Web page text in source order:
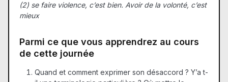
(2) se faire violence, c’est bien. Avoir de la volonté, c’est
mieux
Parmi ce que vous apprendrez au cours
de cette journée
Quand et comment exprimer son désaccord ? Y’a t-